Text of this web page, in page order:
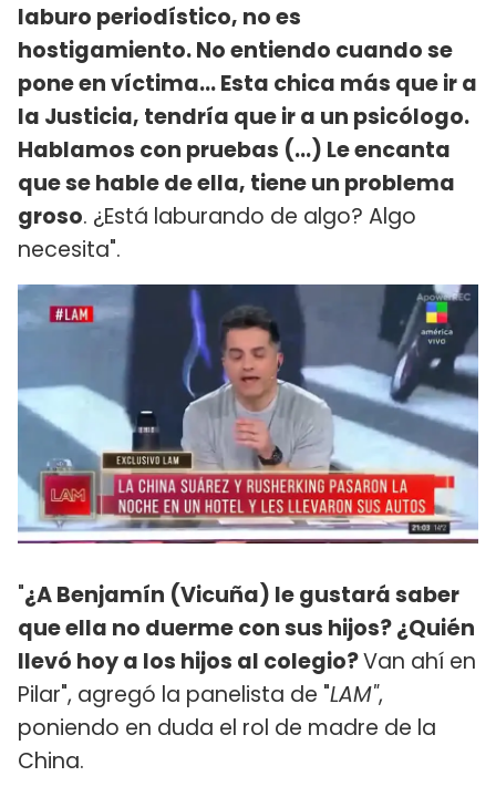
laburo periodístico, no es
hostigamiento. No entiendo cuando se
pone en víctima... Esta chica más que ir a
la Justicia, tendría que ir a un psicólogo.
Hablamos con pruebas (...) Le encanta
que se hable de ella, tiene un problema
groso. ¿Está laburando de algo? Algo
necesita".
"¿A Benjamín (Vicuña) le gustará saber
que ella no duerme con sus hijos? ¿Quién
llevó hoy a los hijos al colegio?Van ahí en
Pilar", agregó la panelista de "LAM",
poniendo en duda el rol de madre de la
China.